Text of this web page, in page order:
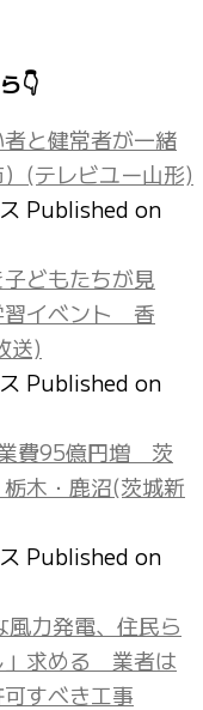
👇
と健常者が一緒
(テレビユー山形)
Published on
どもたちが見
習イベント 香
送)
Published on
費95億円増 茨
木・鹿沼(茨城新
Published on
力発電、住民ら
」求める 業者は
すべき工事